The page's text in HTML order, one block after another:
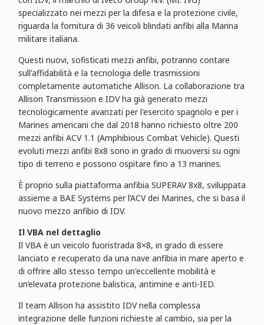
specializzato nei mezzi per la difesa e la protezione civile,
riguarda la fornitura di 36 veicoli blindati anfibi alla Marina
militare italiana.
Questi nuovi, sofisticati mezzi anfibi, potranno contare
sull'affidabilità e la tecnologia delle trasmissioni
completamente automatiche Allison. La collaborazione tra
Allison Transmission e IDV ha già generato mezzi
tecnologicamente avanzati per l'esercito spagnolo e per i
Marines americani che dal 2018 hanno richiesto oltre 200
mezzi anfibi ACV 1.1 (Amphibious Combat Vehicle). Questi
evoluti mezzi anfibi 8x8 sono in grado di muoversi su ogni
tipo di terreno e possono ospitare fino a 13 marines.
È proprio sulla piattaforma anfibia SUPERAV 8x8, sviluppata
assieme a BAE Systems per l’ACV dei Marines, che si basa il
nuovo mezzo anfibio di IDV.
Il VBA nel dettaglio
Il VBA è un veicolo fuoristrada 8×8, in grado di essere
lanciato e recuperato da una nave anfibia in mare aperto e
di offrire allo stesso tempo un'eccellente mobilità e
un’elevata protezione balistica, antimine e anti-IED.
Il team Allison ha assistito IDV nella complessa
integrazione delle funzioni richieste al cambio, sia per la